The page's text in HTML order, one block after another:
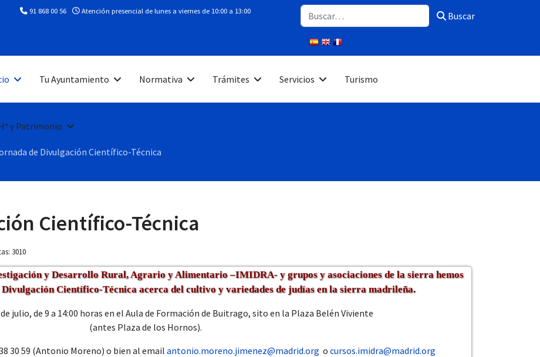
91 868 00 56 Atención presencial de lunes a viernes de 10:00 a 13:00 Buscar Buscar
Tu Ayuntamiento Normativa Trámites Servicios Turismo
y Patrimonio
de Divulgación Científico-Técnica
Científico-Técnica
3010
y Desarrollo Rural, Agrario y Alimentario –IMIDRA- y grupos y asociaciones de la sierra hemos
Científico-Técnica acerca del cultivo y variedades de judías en la sierra madrileña.
julio, de 9 a 14:00 horas en el Aula de Formación de Buitrago, sito en la Plaza Belén Viviente
(antes Plaza de los Hornos).
30 59 (Antonio Moreno) o bien al email antonio.moreno.jimenez@madrid.org o cursos.imidra@madrid.org